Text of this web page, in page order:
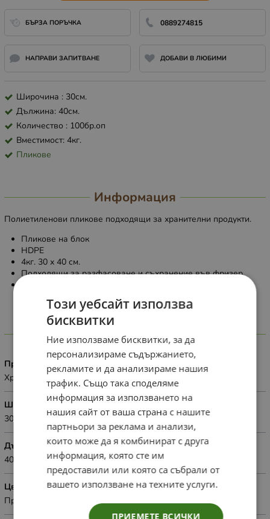
БЪРЗА ПОРЪЧКА 0889274815
НАПРАВИ ЗАПИТВАНЕ ДОБАВИ В ЛЮБИМИ
Широчина : 30см.
Дължина: 40см.
Количество : 100бр.оп
Вместимост: 4кг.
Пликове
Информация
Полиетиленови пликове подходящи за хранителни продукти.
Пликове на блок
HDPE
4кг. 30 х 40 см.
Подходящи за разфасоване и съхранение във фризер.
Характеристики
Приложение
Хранителни цели
Широчина
30см.
Дължина
40см.
Цвят
Прозрачен
Този уебсайт използва
бисквитки
Ние използваме бисквитки, за да
персонализираме съдържанието,
рекламите и да анализираме нашия
трафик. Също така споделяме
информация за използването на
нашия сайт от ваша страна с нашите
партньори за реклама и анализи,
които може да я комбинират с друга
информация, която сте им
предоставили или която са събрали от
вашето използване на техните услуги.
ПРИЕМЕТЕ ВСИЧКИ